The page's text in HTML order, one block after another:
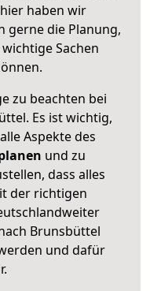
haben wir
gerne die Planung,
Sachen
zu beachten bei
Es ist wichtig,
Aspekte des
und zu
dass alles
der richtigen
Brunsbüttel
und dafür